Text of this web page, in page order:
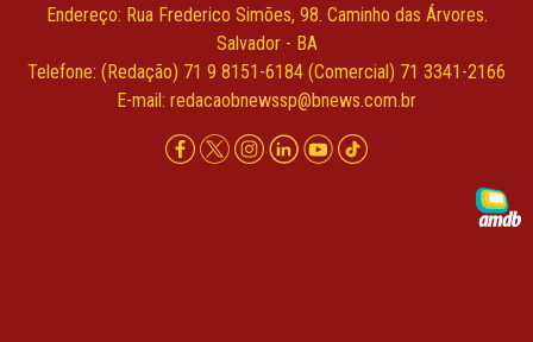
Endereço: Rua Frederico Simões, 98. Caminho das Árvores.
Salvador - BA
Telefone: (Redação) 71 9 8151-6184 (Comercial) 71 3341-2166
E-mail: redacaobnewssp@bnews.com.br